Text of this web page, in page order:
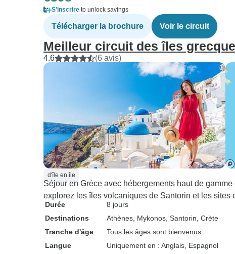
S'inscrire to unlock savings
Télécharger la brochure Voir le circuit
Meilleur circuit des îles
4.6 (6 avis)
d'île en île
Séjour en Grèce avec hébergements haut de
explorez les îles volcaniques de Santorin et les
Durée
8 jours
Destinations
Athènes , Mykonos , Santorin , Crète
Tranche d'âge
Tous les âges sont bienvenus
Langue
Uniquement en : Anglais, Espagnol